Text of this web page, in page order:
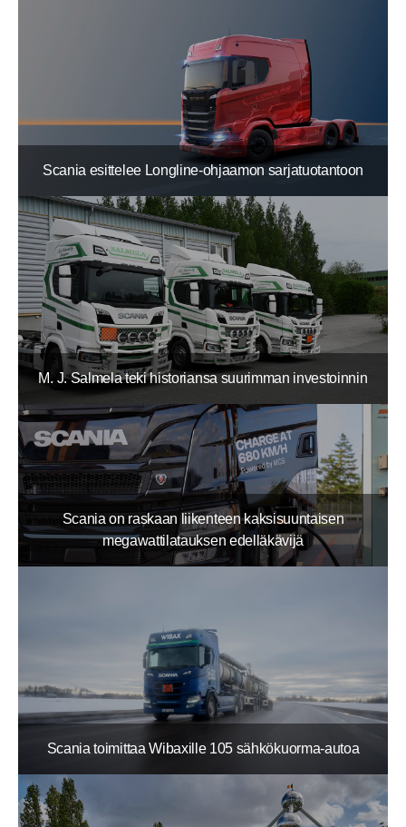
Scania esittelee Longline-ohjaamon sarjatuotantoon
M. J. Salmela teki historiansa suurimman investoinnin
Scania on raskaan liikenteen kaksisuuntaisen
megawattilatauksen edelläkävijä
Scania toimittaa Wibaxille 105 sähkökuorma-autoa